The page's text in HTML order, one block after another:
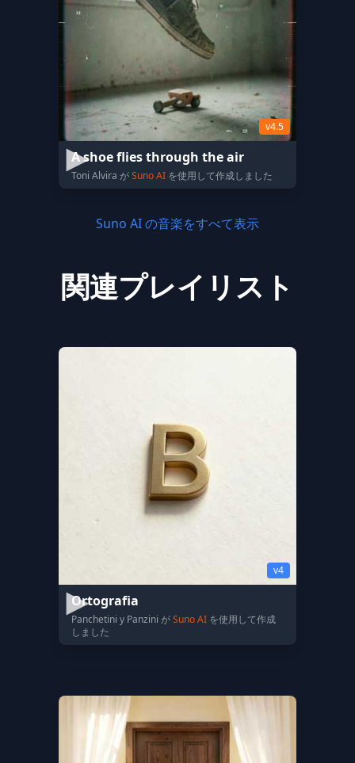
v4.5
A shoe flies through the air
Toni Alvira がSuno AI を使用して作成しました
Suno AI の音楽をすべて表示
関連プレイリスト
v4
Ortografia
Panchetini y Panzini がSuno AI を使用して作成
しました